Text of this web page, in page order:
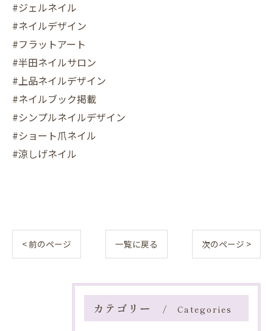
#ジェルネイル
#ネイルデザイン
#フラットアート
#半田ネイルサロン
#上品ネイルデザイン
#ネイルブック掲載
#シンプルネイルデザイン
#ショート爪ネイル
#涼しげネイル
< 前のページ 一覧に戻る 次のページ >
カテゴリー Categories